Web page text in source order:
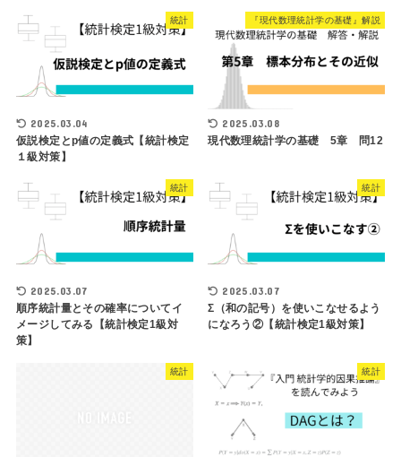
統計
2025.03.04
仮説検定とp値の定義式【統計検定
１級対策】
『現代数理統計学の基礎』解説
2025.03.08
現代数理統計学の基礎 5章 問12
統計
2025.03.07
順序統計量とその確率についてイ
メージしてみる【統計検定1級対
策】
統計
2025.03.07
Σ（和の記号）を使いこなせるよう
になろう②【統計検定1級対策】
統計 統計